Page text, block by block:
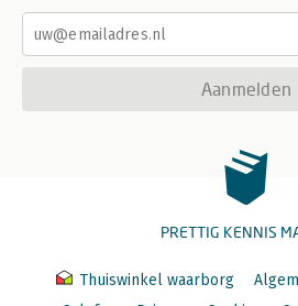
Aanmelden
PRETTIG KENNIS
Thuiswinkel waarborg